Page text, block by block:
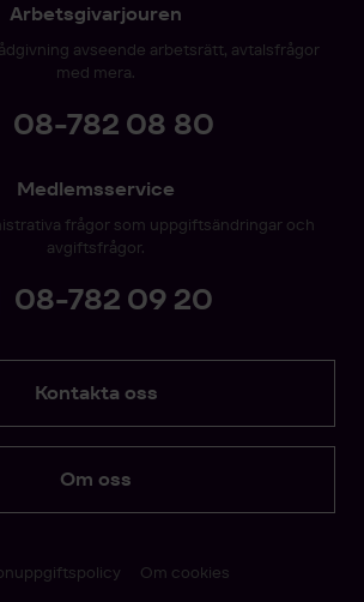
Arbetsgivarjouren
avseende arbetsrätt, avtalsfrågor
med mera.
08-782 08 80
Medlemsservice
frågor som uppgiftsändringar och
avgiftsfrågor.
08-782 09 20
Kontakta oss
Om oss
Om cookies